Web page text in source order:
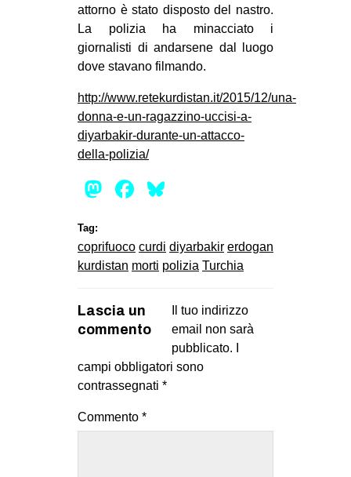
MEDIO ORIENTE
MONDO
in
ms
attorno è stato disposto del nastro.
La polizia ha minacciato i
giornalisti di andarsene dal luogo
dove stavano filmando.
http://www.retekurdistan.it/2015/12/una-
donna-e-un-ragazzino-uccisi-a-
diyarbakir-durante-un-attacco-
della-polizia/
Mastodon
Facebook
Tag:
coprifuoco curdi diyarbakir erdogan
kurdistan morti polizia Turchia
Lascia un
commento
Il tuo indirizzo
email non sarà
pubblicato.
campi obbligatori sono
contrassegnati *
Commento *